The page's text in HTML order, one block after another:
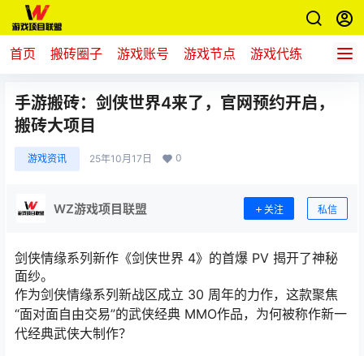
首页 搬砖圈子 游戏账号 游戏节点 游戏代练 新游推
手游搬砖：剑侠世界4来了，官网预约开启，
搬砖大项目
游戏资讯 25年10月17日 0
WZ游戏项目联盟 关注 私信
剑侠情缘系列新作《剑侠世界 4》的首爆 PV 揭开了神秘
面纱。
作为剑侠情缘系列新战区成立 30 周年的力作，这款聚焦
“面对面自由交易”的武侠经典 MMO作品，为何被称作新一
代经典武侠大制作？